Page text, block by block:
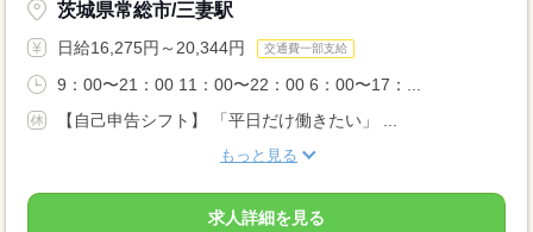
茨城県常総市/三妻駅
日給16,275円～20,344円 交通費一部支給
9：00〜21：00 11：00〜22：00 6：00〜17：...
【自己申告シフト】 「平日だけ働きたい」 ...
もっと見る
求人詳細を見る